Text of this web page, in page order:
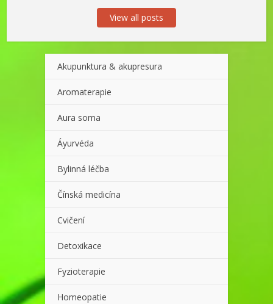
View all posts
Akupunktura & akupresura
Aromaterapie
Aura soma
Áyurvéda
Bylinná léčba
Čínská medicína
Cvičení
Detoxikace
Fyzioterapie
Homeopatie